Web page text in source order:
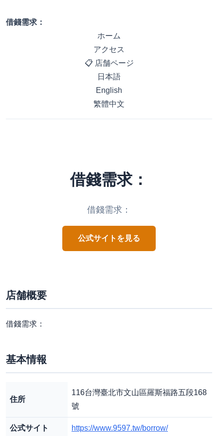
借錢需求：
ホーム
アクセス
📋 店舗ページ
日本語
English
繁體中文
借錢需求：
借錢需求：
公式サイトを見る
店舗概要
借錢需求：
基本情報
住所
116台灣臺北市文山區羅斯福路五段168
號
公式サイト https://www.9597.tw/borrow/